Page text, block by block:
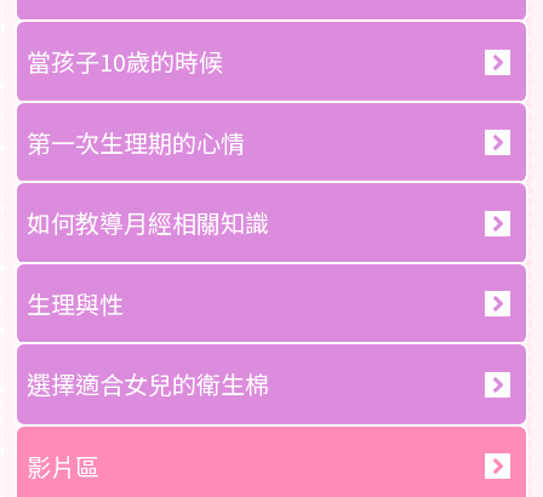
當孩子10歲的時候
第一次生理期的心情
如何教導月經相關知識
生理與性
選擇適合女兒的衛生棉
影片區